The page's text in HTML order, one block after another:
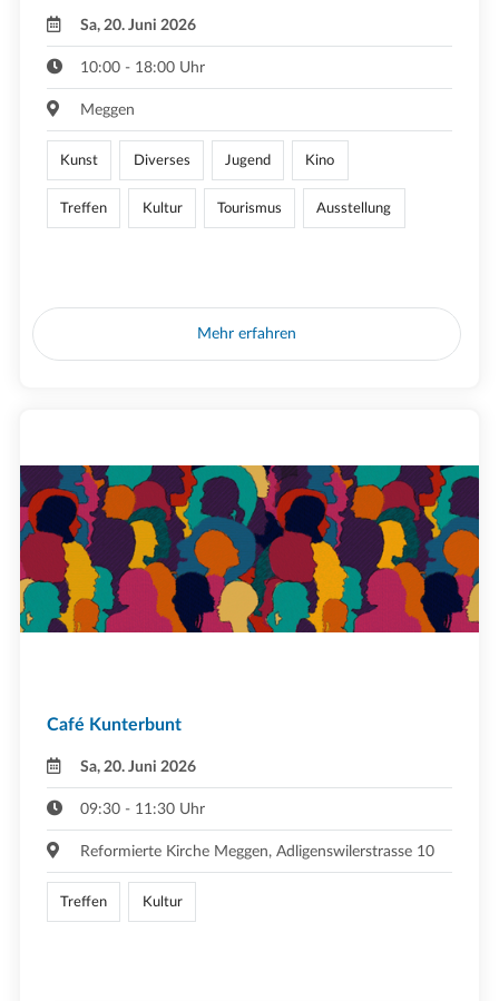
Sa, 20. Juni 2026
10:00 - 18:00 Uhr
Meggen
Kunst Diverses Jugend Kino
Treffen Kultur Tourismus Ausstellung
Mehr erfahren
Café Kunterbunt
Sa, 20. Juni 2026
09:30 - 11:30 Uhr
Reformierte Kirche Meggen, Adligenswilerstrasse 10
Treffen Kultur